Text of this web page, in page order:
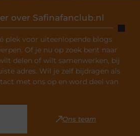
over Safinafanclub.nl
plek voor uiteenlopende blogs
Of je nu op zoek bent naar
delen of wilt samenwerken, bij
adres. Wil je zelf bijdragen als
met ons op en word deel van
Ons team